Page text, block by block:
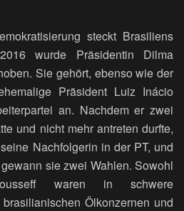
steckt Brasiliens
wurde Präsidentin Dilma
Sie gehört, ebenso wie der
Präsident Luiz Inácio
an. Nachdem er zwei
und nicht mehr antreten durfte,
Nachfolgerin in der PT, und
sie zwei Wahlen. Sowohl
waren in schwere
Ölkonzernen und